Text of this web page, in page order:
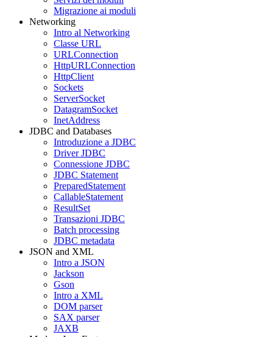
Migrazione ai moduli
Networking
Intro al Networking
Classe URL
URLConnection
HttpURLConnection
HttpClient
Sockets
ServerSocket
DatagramSocket
InetAddress
JDBC and Databases
Introduzione a JDBC
Driver JDBC
Connessione JDBC
JDBC Statement
PreparedStatement
CallableStatement
ResultSet
Transazioni JDBC
Batch processing
JDBC metadata
JSON and XML
Intro a JSON
Jackson
Gson
Intro a XML
DOM parser
SAX parser
JAXB